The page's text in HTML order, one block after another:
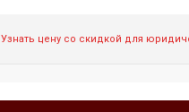
Узнать цену со скидкой для